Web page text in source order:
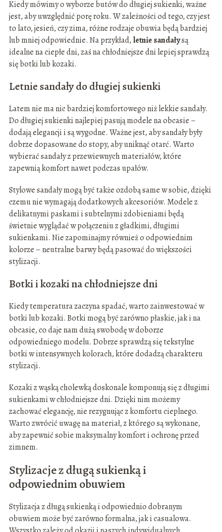
Kiedy mówimy o wyborze butów do długiej sukienki, ważne
jest, aby uwzględnić porę roku. W zależności od tego, czy jest
to lato, jesień, czy zima, różne rodzaje obuwia będą bardziej
lub mniej odpowiednie. Na przykład, letnie sandałysą
idealne na ciepłe dni, zaś na chłodniejsze dni lepiej sprawdzą
się botki lub kozaki.
Letnie sandały do długiej sukienki
Latem nie ma nic bardziej komfortowego niż lekkie sandały.
Do długiej sukienki najlepiej pasują modele na obcasie –
dodają elegancji i są wygodne. Ważne jest, aby sandały były
dobrze dopasowane do stopy, aby uniknąć otarć. Warto
wybierać sandały z przewiewnych materiałów, które
zapewnią komfort nawet podczas upałów.
Stylowe sandały mogą być także ozdobą same w sobie, dzięki
czemu nie wymagają dodatkowych akcesoriów. Modele z
delikatnymi paskami i subtelnymi zdobieniami będą
świetnie wyglądać w połączeniu z gładkimi, długimi
sukienkami. Nie zapominajmy również o odpowiednim
kolorze – neutralne barwy będą pasować do większości
stylizacji.
Botki i kozaki na chłodniejsze dni
Kiedy temperatura zaczyna spadać, warto zainwestować w
botki lub kozaki. Botki mogą być zarówno płaskie, jak i na
obcasie, co daje nam dużą swobodę w doborze
odpowiedniego modelu. Dobrze sprawdzą się tekstylne
botki w intensywnych kolorach, które dodadzą charakteru
stylizacji.
Kozaki z wąską cholewką doskonale komponują się z długimi
sukienkami w chłodniejsze dni. Dzięki nim możemy
zachować elegancję, nie rezygnując z komfortu cieplnego.
Warto zwrócić uwagę na materiał, z którego są wykonane,
aby zapewnić sobie maksymalny komfort i ochronę przed
zimnem.
Stylizacje z długą sukienką i
odpowiednim obuwiem
Stylizacja z długą sukienką i odpowiednio dobranym
obuwiem może być zarówno formalna, jak i casualowa.